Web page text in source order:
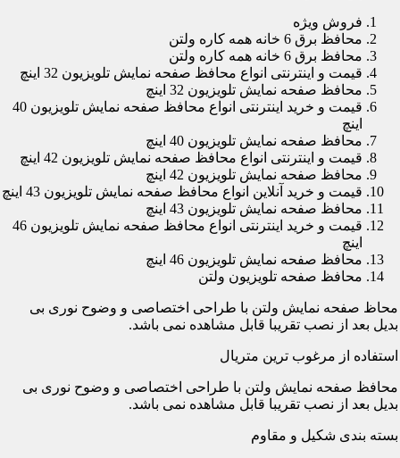
فروش ویژه
محافظ برق 6 خانه همه کاره ولتن
محافظ برق 6 خانه همه کاره ولتن
قیمت و اینترنتی انواع محافظ صفحه نمایش تلویزیون 32 اینچ
محافظ صفحه نمایش تلویزیون 32 اینچ
قیمت و خرید اینترنتی انواع محافظ صفحه نمایش تلویزیون 40
اینچ
محافظ صفحه نمایش تلویزیون 40 اینچ
قیمت و اینترنتی انواع محافظ صفحه نمایش تلویزیون 42 اینچ
محافظ صفحه نمایش تلویزیون 42 اینچ
قیمت و خرید آنلاین انواع محافظ صفحه نمایش تلویزیون 43 اینچ
محافظ صفحه نمایش تلویزیون 43 اینچ
قیمت و خرید اینترنتی انواع محافظ صفحه نمایش تلویزیون 46
اینچ
محافظ صفحه نمایش تلویزیون 46 اینچ
محافظ صفحه تلویزیون ولتن
محاظ صفحه نمایش ولتن با طراحی اختصاصی و وضوح نوری بی
بدیل بعد از نصب تقریبا قابل مشاهده نمی باشد.
استفاده از مرغوب ترین متریال
محافظ صفحه نمایش ولتن با طراحی اختصاصی و وضوح نوری بی
بدیل بعد از نصب تقریبا قابل مشاهده نمی باشد.
بسته بندی شکیل و مقاوم